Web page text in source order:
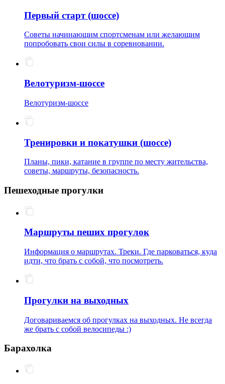
Первый старт (шоссе)
Советы начинающим спортсменам или желающим
попробовать свои силы в соревновании.
Велотуризм-шоссе
Велотуризм-шоссе
Тренировки и покатушки (шоссе)
Планы, пики, катание в группе по месту жительства,
советы, маршруты, безопасность.
Пешеходные прогулки
Маршруты пеших прогулок
Информация о маршрутах. Треки. Где парковаться, куда
идти, что брать с собой, что посмотреть.
Прогулки на выходных
Договариваемся об прогулках на выходных. Не всегда
же брать с собой велосипеды :)
Барахолка